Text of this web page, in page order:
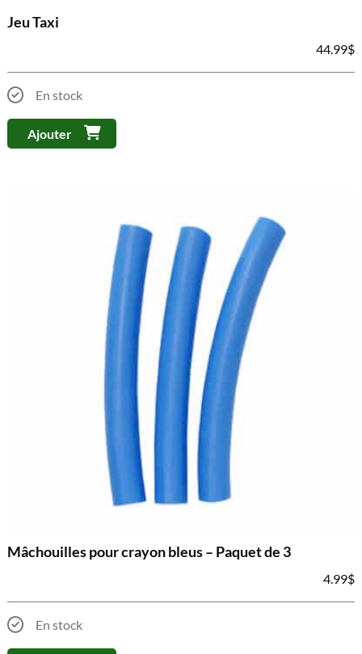
Jeu Taxi
44.99$
En stock
Ajouter
Mâchouilles pour crayon bleus – Paquet de 3
4.99$
En stock